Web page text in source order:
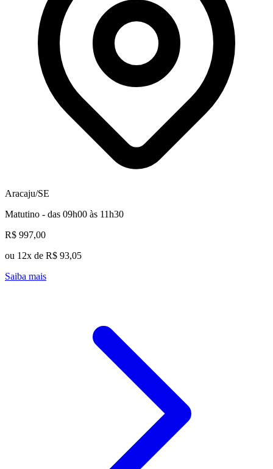
Aracaju/SE
Matutino - das 09h00 às 11h30
R$ 997,00
ou 12x de R$ 93,05
Saiba mais